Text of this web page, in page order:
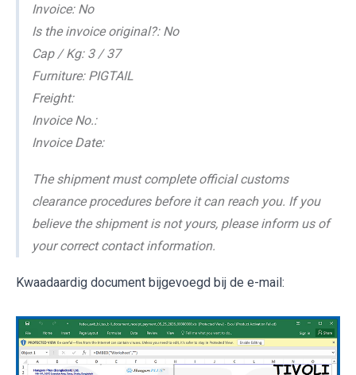
Invoice: No
Is the invoice original?: No
Cap / Kg: 3 / 37
Furniture: PIGTAIL
Freight:
Invoice No.:
Invoice Date:
The shipment must complete official customs
clearance procedures before it can reach you. If you
believe the shipment is not yours, please inform us of
your correct contact information.
Kwaadaardig document bijgevoegd bij de e-mail: